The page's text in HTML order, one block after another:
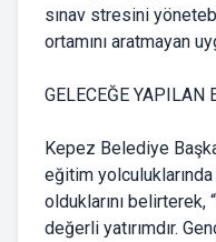
sınav stresini
ortamını aratmayan
GELECEĞE YAPILAN
Kepez Belediye
eğitim
olduklarını belirterek,
değerli yatırımdır.